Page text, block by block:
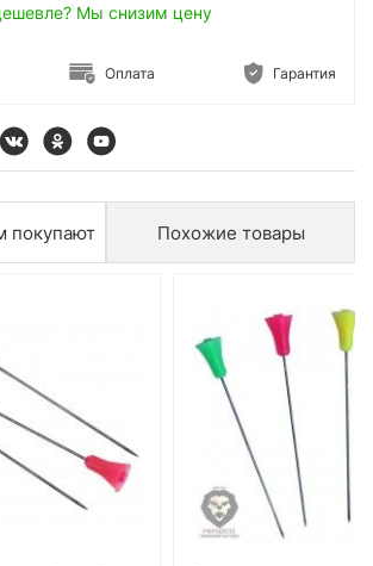
Мы снизим цену
Оплата Гарантия
покупают Похожие товары